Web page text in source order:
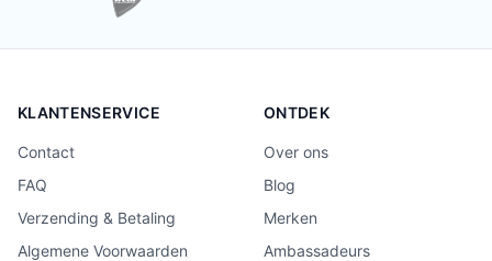
KLANTENSERVICE
Contact
FAQ
Verzending & Betaling
Algemene Voorwaarden
ONTDEK
Over ons
Blog
Merken
Ambassadeurs